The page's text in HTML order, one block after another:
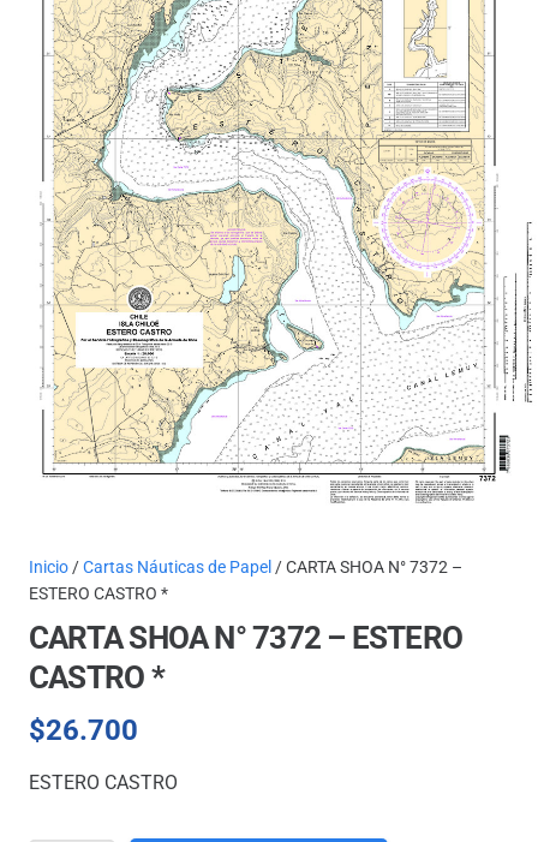
Inicio/Cartas Náuticas de Papel / CARTA SHOA N° 7372 –
ESTERO CASTRO *
CARTA SHOA N° 7372 – ESTERO
CASTRO *
$26.700
ESTERO CASTRO